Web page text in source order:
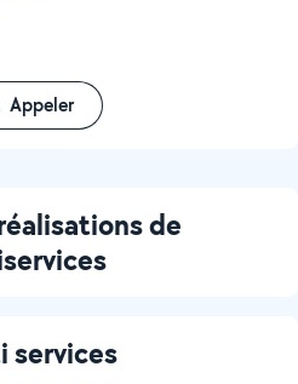
Appeler
de
services